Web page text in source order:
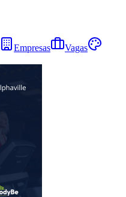
Empresas
Vagas